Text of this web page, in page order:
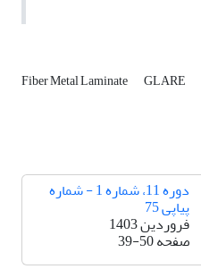
Fiber Metal Laminate GLARE
دوره 11، شماره 1 - شماره
پیاپی 75
فروردین 1403
صفحه39-50